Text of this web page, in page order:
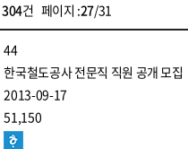
304건 페이지 :27/31
44
한국철도공사 전문직 직원 공개 모집
2013-09-17
51,150